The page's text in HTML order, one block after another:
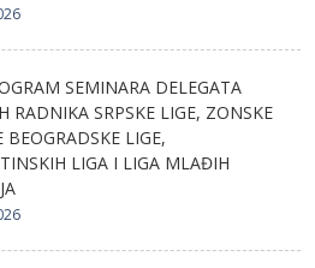
SEMINARA DELEGATA
RADNIKA SRPSKE LIGE, ZONSKE
BEOGRADSKE LIGE,
LIGA I LIGA MLAĐIH